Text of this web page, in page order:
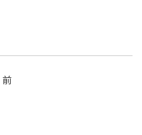
前